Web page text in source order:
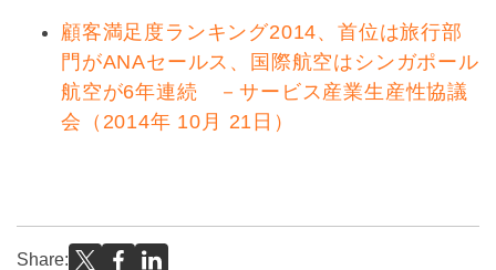
顧客満足度ランキング2014、首位は旅行部
門がANAセールス、国際航空はシンガポール
航空が6年連続 －サービス産業生産性協議
会（2014年 10月 21日）
Share: